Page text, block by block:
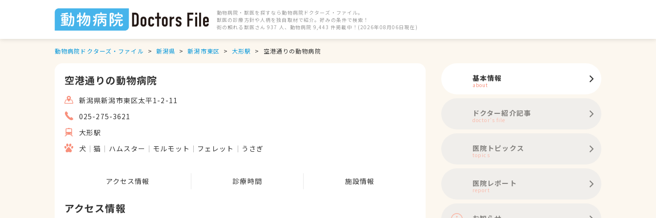
動物病院・獣医を探すなら動物病院ドクターズ・ファイル。
獣医の診療方針や人柄を独自取材で紹介。好みの条件で検索！
街の頼れる獣医さん 937 人、動物病院 9,443 件掲載中！(2026年08月06日現在)
動物病院ドクターズ・ファイル 新潟県 新潟市東区 大形駅 空港通りの動物病院
空港通りの動物病院
新潟県新潟市東区太平1-2-11
025-275-3621
大形駅
犬
猫 ハムスター モルモット フェレット うさぎ
アクセス情報 診療時間 施設情報
アクセス情報
基本情報
about
ドクター紹介記事
doctor's file
医院トピックス
topics
医院レポート
report